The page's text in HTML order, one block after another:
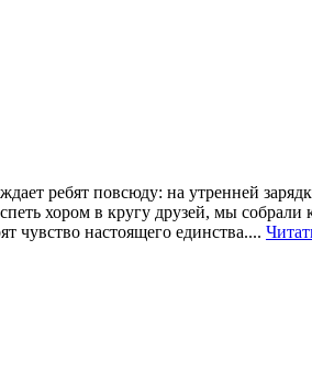
ребят повсюду: на утренней
хором в кругу друзей, мы
настоящего единства....